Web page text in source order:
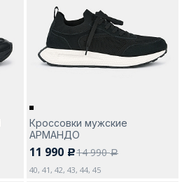
Кроссовки мужские
АРМАНДО
11 990 c14 990a
40, 41, 42, 43, 44, 45